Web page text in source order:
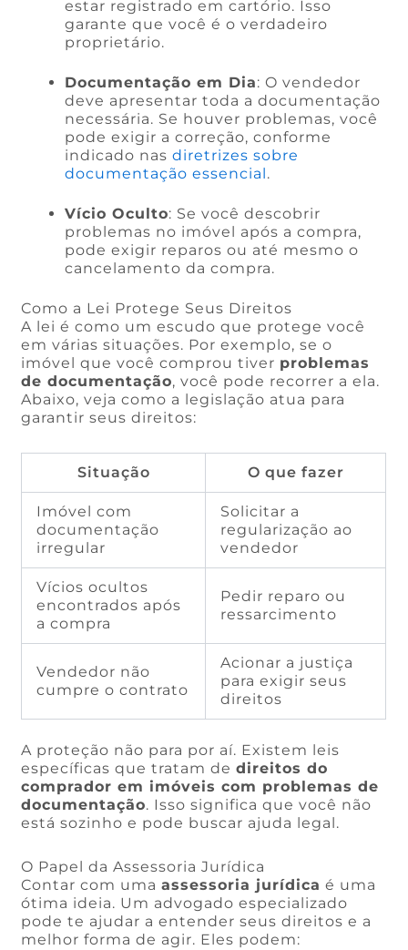
estar registrado em cartório. Isso
garante que você é o verdadeiro
proprietário.
Documentação em Dia: O vendedor
deve apresentar toda a documentação
necessária. Se houver problemas, você
pode exigir a correção, conforme
indicado nasdiretrizes sobre
documentação essencial .
Vício Oculto: Se você descobrir
problemas no imóvel após a compra,
pode exigir reparos ou até mesmo o
cancelamento da compra.
Como a Lei Protege Seus Direitos
A lei é como um escudo que protege você
em várias situações. Por exemplo, se o
imóvel que você comprou tiver problemas
de documentação, você pode recorrer a ela.
Abaixo, veja como a legislação atua para
garantir seus direitos:
Situação O que fazer
Imóvel com
documentação
irregular
Solicitar a
regularização ao
vendedor
Vícios ocultos
encontrados após
a compra
Pedir reparo ou
ressarcimento
Vendedor não
cumpre o contrato
Acionar a justiça
para exigir seus
direitos
A proteção não para por aí. Existem leis
específicas que tratam dedireitos do
comprador em imóveis com problemas de
documentação. Isso significa que você não
está sozinho e pode buscar ajuda legal.
O Papel da Assessoria Jurídica
Contar com umaassessoria jurídica é uma
ótima ideia. Um advogado especializado
pode te ajudar a entender seus direitos e a
melhor forma de agir. Eles podem: